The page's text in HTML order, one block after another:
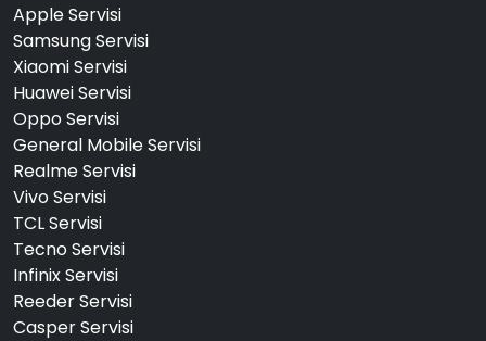
Apple Servisi
Samsung Servisi
Xiaomi Servisi
Huawei Servisi
Oppo Servisi
General Mobile Servisi
Realme Servisi
Vivo Servisi
TCL Servisi
Tecno Servisi
Infinix Servisi
Reeder Servisi
Casper Servisi